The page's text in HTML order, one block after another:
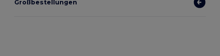
Großbestellungen